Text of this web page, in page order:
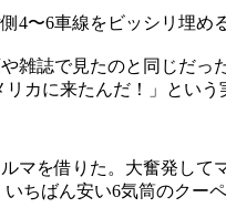
4〜6車線をビッシリ埋め
雑誌で見たのと同じだ
カに来たんだ！」とい
マを借りた。大奮発して
ちばん安い6気筒のクーペ